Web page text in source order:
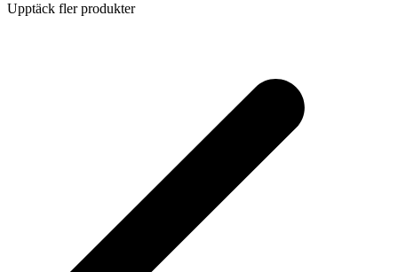
Upptäck fler produkter